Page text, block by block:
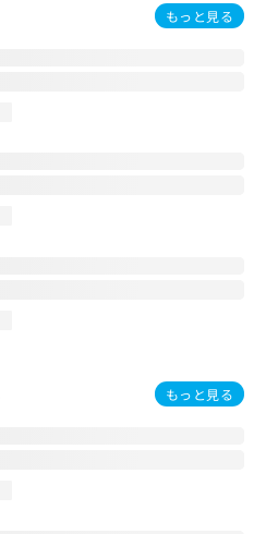
もっと見る
もっと見る